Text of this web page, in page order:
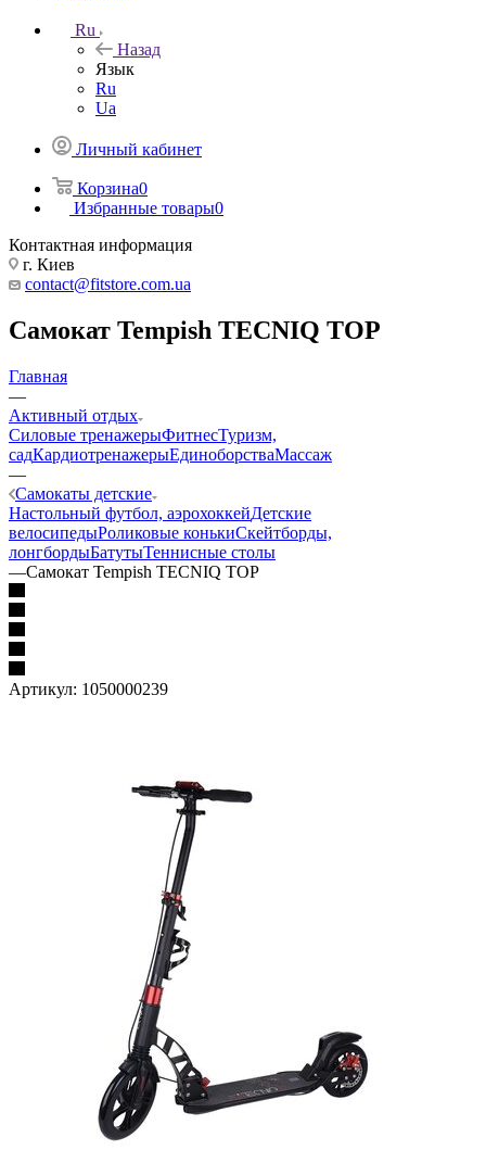
Ru
Назад
Язык
Ru
Ua
Личный кабинет
Корзина0
Избранные товары0
Контактная информация
г. Киев
contact@fitstore.com.ua
Самокат Tempish TECNIQ TOP
Главная
—
Активный отдых
Силовые тренажерыФитнесТуризм,
садКардиотренажерыЕдиноборстваМассаж
—
Самокаты детские
Настольный футбол, аэрохоккейДетские
велосипедыРоликовые конькиСкейтборды,
лонгбордыБатутыТеннисные столы
—Самокат Tempish TECNIQ TOP
Артикул: 1050000239